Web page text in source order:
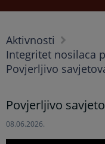
Aktivnosti
Integritet nosilaca
Povjerljivo
Povjerljivo
08.06.2026.